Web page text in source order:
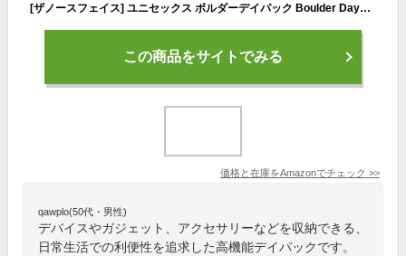
[ザノースフェイス] ユニセックス ボルダーデイパック Boulder Daypack NM72250 K バックパック
この商品をサイトでみる
価格と在庫をAmazonでチェック >>
qawplo(50代・男性)
デバイスやガジェット、アクセサリーなどを収納できる、
日常生活での利便性を追求した高機能デイパックです。